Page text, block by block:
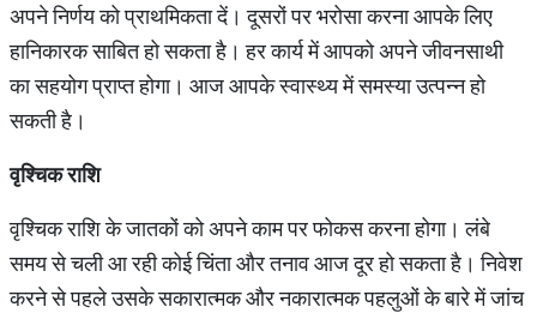
अपने निर्णय को प्राथमिकता दें। दूसरों पर भरोसा करना आपके लिए
हानिकारक साबित हो सकता है। हर कार्य में आपको अपने जीवनसाथी
का सहयोग प्राप्‍त होगा। आज आपके स्वास्थ्य में समस्या उत्पन्न हो
सकती है।
वृश्चिक राशि
वृश्चिक राशि के जातकों को अपने काम पर फोकस करना होगा। लंबे
समय से चली आ रही कोई चिंता और तनाव आज दूर हो सकता है। निवेश
करने से पहले उसके सकारात्मक और नकारात्मक पहलुओं के बारे में जांच